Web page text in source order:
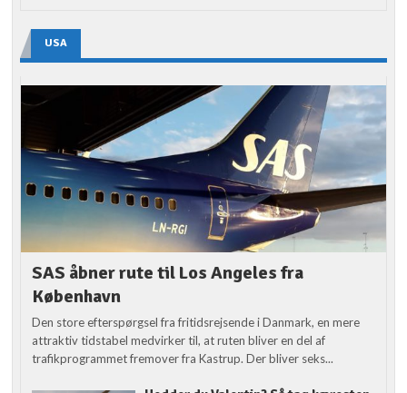
USA
SAS åbner rute til Los Angeles fra
København
Den store efterspørgsel fra fritidsrejsende i Danmark, en mere
attraktiv tidstabel medvirker til, at ruten bliver en del af
trafikprogrammet fremover fra Kastrup. Der bliver seks...